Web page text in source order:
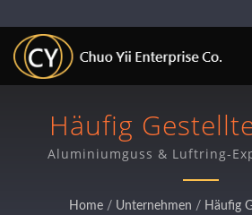
Häufig
(FAQ)
Aluminiumguss & Luftring-
Enterprise Co.
Home / Unternehmen / Häufig